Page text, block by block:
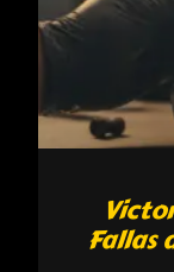
Fallas